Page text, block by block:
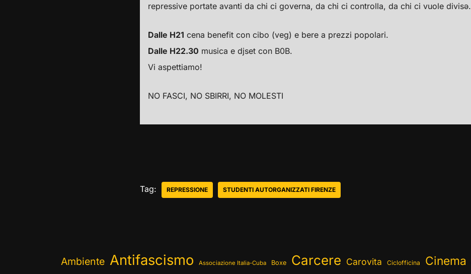
repressive portate avanti da chi ci governa, da chi ci controlla, da chi ci vuole divisə.
Dalle H21 cena benefit con cibo (veg) e bere a prezzi popolari.
Dalle H22.30 musica e djset con B0B.
Vi aspettiamo!
NO FASCI, NO SBIRRI, NO MOLESTI
Tag: REPRESSIONE STUDENTI AUTORGANIZZATI FIRENZE
Ambiente Antifascismo Associazione Italia-Cuba Boxe Carcere Carovita Ciclofficina Cinema